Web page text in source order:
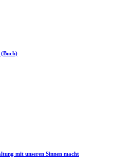
mit unseren Sinnen macht